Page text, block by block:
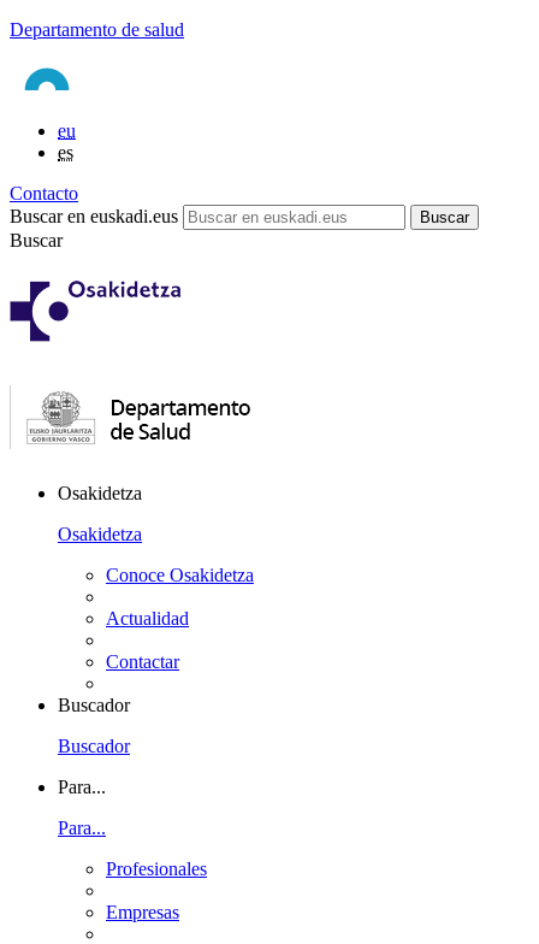
Departamento de salud
eu
es
Contacto
Buscar en euskadi.eus
Buscar
Osakidetza
Osakidetza
Conoce Osakidetza
Actualidad
Contactar
Buscador
Buscador
Para...
Para...
Profesionales
Empresas